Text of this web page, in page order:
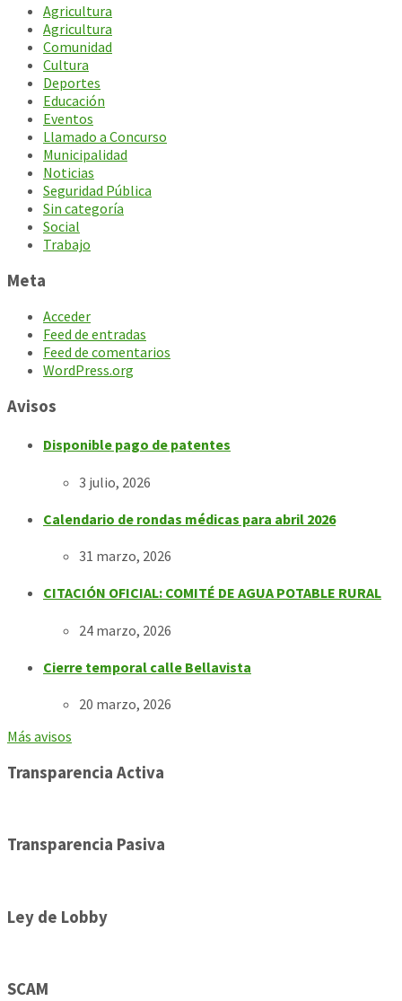
Agricultura
Agricultura
Comunidad
Cultura
Deportes
Educación
Eventos
Llamado a Concurso
Municipalidad
Noticias
Seguridad Pública
Sin categoría
Social
Trabajo
Meta
Acceder
Feed de entradas
Feed de comentarios
WordPress.org
Avisos
Disponible pago de patentes
3 julio, 2026
Calendario de rondas médicas para abril 2026
31 marzo, 2026
CITACIÓN OFICIAL: COMITÉ DE AGUA POTABLE RURAL
24 marzo, 2026
Cierre temporal calle Bellavista
20 marzo, 2026
Más avisos
Transparencia Activa
Transparencia Pasiva
Ley de Lobby
SCAM